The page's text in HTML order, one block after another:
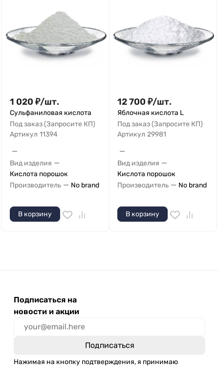
1 020 ₽/шт.
Сульфаниловая кислота
Под заказ (Запросите КП)
Артикул 11394
—
Вид изделия —
Кислота порошок
Производитель — No brand
В корзину
12 700 ₽/шт.
Яблочная кислота L
Под заказ (Запросите КП)
Артикул 29981
—
Вид изделия —
Кислота порошок
Производитель — No brand
В корзину
Подписаться на
новости и акции
Нажимая на кнопку подтверждения, я принимаю